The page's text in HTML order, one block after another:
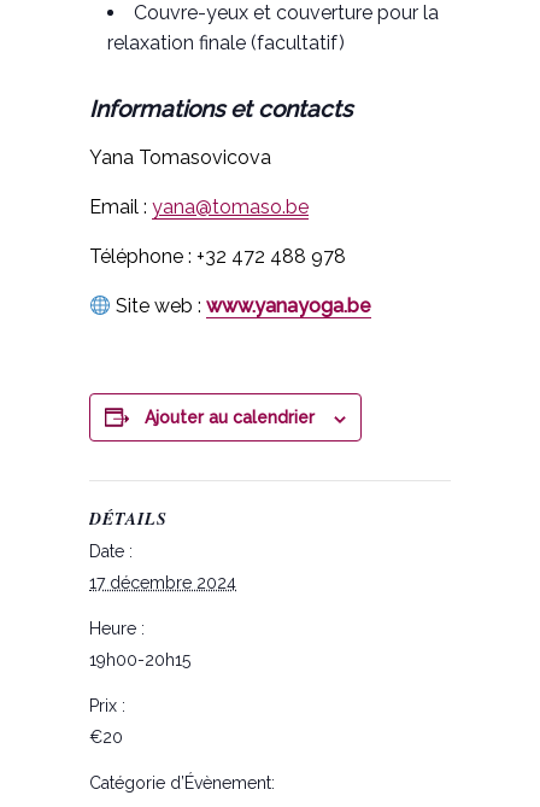
Couvre-yeux et couverture pour la
relaxation finale (facultatif)
Informations et contacts
Yana Tomasovicova
Email : yana@tomaso.be
Téléphone : +32 472 488 978
Site web :www.yanayoga.be
Ajouter au calendrier
DÉTAILS
Date :
17 décembre 2024
Heure :
19h00-20h15
Prix :
€20
Catégorie d’Évènement: